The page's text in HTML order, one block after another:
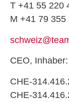
T +41 55 220
M +41 79 355
CEO,
CHE-
CHE-